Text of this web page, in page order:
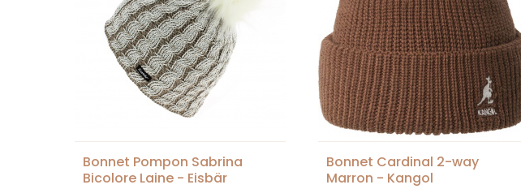
Bonnet Pompon Sabrina
Bicolore Laine - Eisbär
Bonnet Cardinal 2-way
Marron - Kangol